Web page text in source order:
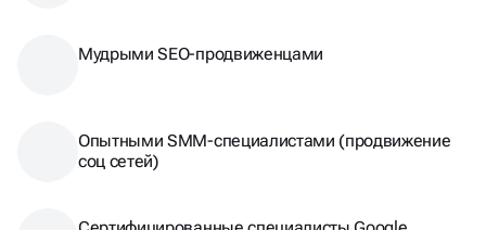
Мудрыми SEO-продвиженцами
Опытными SMM-специалистами (продвижение
соц сетей)